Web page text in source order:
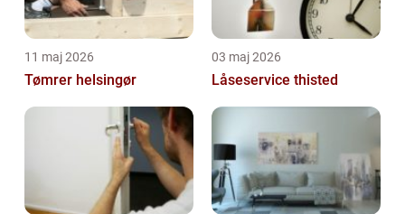
11 maj 2026
Tømrer helsingør
03 maj 2026
Låseservice thisted